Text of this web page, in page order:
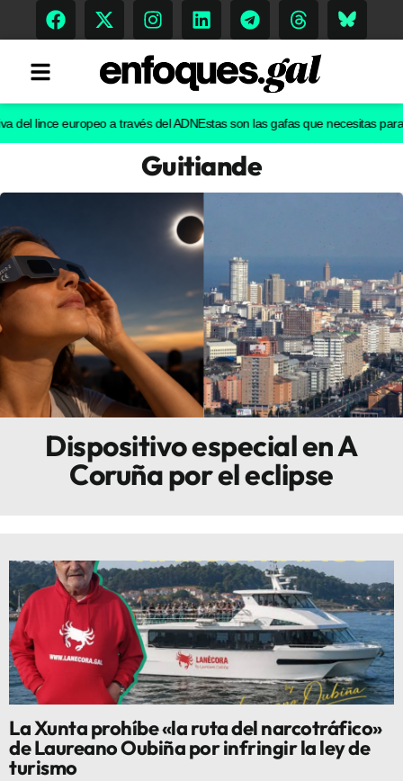
Gastronomía
Escenarios
Sostenibilidad
Innova
europeo a través del ADNEstas son las gafas que necesitas para ver
Guitiande
Dispositivo especial en A
Coruña por el eclipse
La Xunta prohíbe «la ruta del narcotráfico»
de Laureano Oubiña por infringir la ley de
turismo